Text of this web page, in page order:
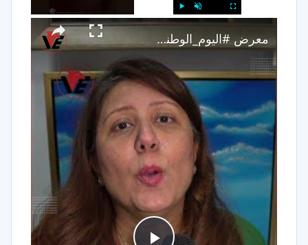
Play ×
معرض #اليوم_الوطني بـ #الإمارات.. فنون وإبداعات تحتفي بالهوية الوطنية وروح المجتمع